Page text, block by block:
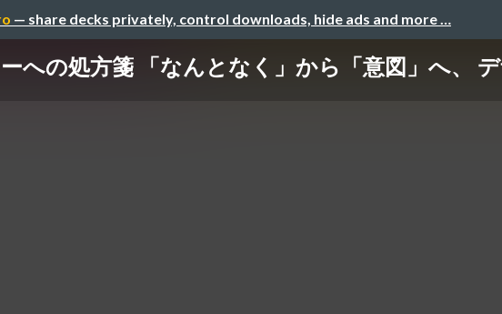
— share decks privately, control downloads, hide ads and more …
への処方箋 「なんとなく」から「意図」へ、